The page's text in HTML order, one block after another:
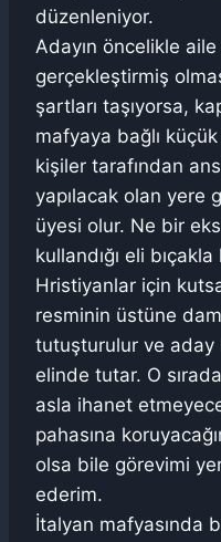
düzenleniyor.
Adayın öncelikle
gerçekleştirmiş
şartları taşıyorsa,
mafyaya bağlı
kişiler tarafından
yapılacak olan yere
üyesi olur. Ne bir
kullandığı eli
Hristiyanlar için
resminin üstüne
tutuşturulur ve aday
elinde tutar. O
asla ihanet
pahasına
olsa bile görevimi
ederim.
İtalyan mafyasında